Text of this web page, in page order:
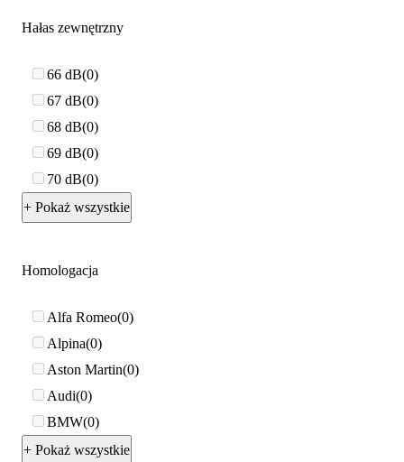
Hałas zewnętrzny
66 dB 0
67 dB 0
68 dB 0
69 dB 0
70 dB 0
+ Pokaż wszystkie
Homologacja
Alfa Romeo 0
Alpina 0
Aston Martin 0
Audi 0
BMW 0
+ Pokaż wszystkie